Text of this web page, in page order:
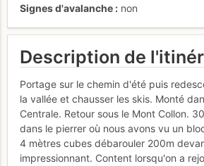
Signes d'avalanche
non
Description de
Portage sur le chemin d'été puis
la vallée et chausser les skis. Monté
Centrale. Retour sous le Mont Collon.
dans le pierrer où nous avons vu un
4 mètres cubes débarouler 200m
impressionnant. Content lorsqu'on a